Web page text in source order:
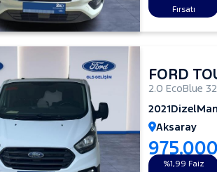
Fırsatı
FORD
2.0 EcoBlue
2021Dizel
Aksaray
%1,99 Faiz